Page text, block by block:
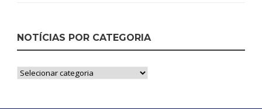
NOTÍCIAS POR CATEGORIA
Notícias